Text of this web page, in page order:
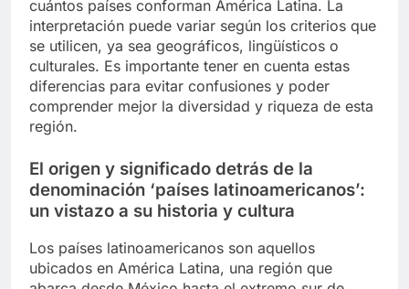
cuántos países conforman América Latina. La
interpretación puede variar según los criterios que
se utilicen, ya sea geográficos, lingüísticos o
culturales. Es importante tener en cuenta estas
diferencias para evitar confusiones y poder
comprender mejor la diversidad y riqueza de esta
región.
El origen y significado detrás de la
denominación ‘países latinoamericanos’:
un vistazo a su historia y cultura
Los países latinoamericanos son aquellos
ubicados en América Latina, una región que